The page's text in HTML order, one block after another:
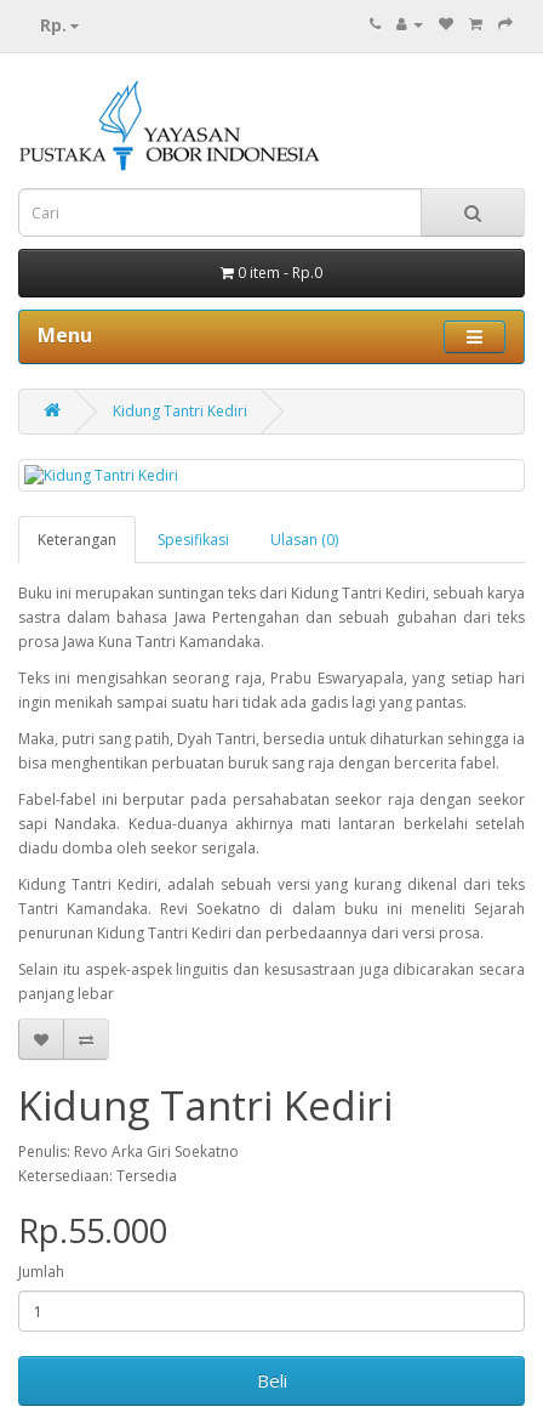
Rp.
0 item - Rp.0
Menu
Kidung Tantri Kediri
Keterangan Spesifikasi Ulasan (0)
Buku ini merupakan suntingan teks dari Kidung Tantri Kediri, sebuah karya
sastra dalam bahasa Jawa Pertengahan dan sebuah gubahan dari teks
prosa Jawa Kuna Tantri Kamandaka.
Teks ini mengisahkan seorang raja, Prabu Eswaryapala, yang setiap hari
ingin menikah sampai suatu hari tidak ada gadis lagi yang pantas.
Maka, putri sang patih, Dyah Tantri, bersedia untuk dihaturkan sehingga ia
bisa menghentikan perbuatan buruk sang raja dengan bercerita fabel.
Fabel-fabel ini berputar pada persahabatan seekor raja dengan seekor
sapi Nandaka. Kedua-duanya akhirnya mati lantaran berkelahi setelah
diadu domba oleh seekor serigala.
Kidung Tantri Kediri, adalah sebuah versi yang kurang dikenal dari teks
Tantri Kamandaka. Revi Soekatno di dalam buku ini meneliti Sejarah
penurunan Kidung Tantri Kediri dan perbedaannya dari versi prosa.
Selain itu aspek-aspek linguitis dan kesusastraan juga dibicarakan secara
panjang lebar
Kidung Tantri Kediri
Penulis: Revo Arka Giri Soekatno
Ketersediaan: Tersedia
Rp.55.000
Jumlah
Beli